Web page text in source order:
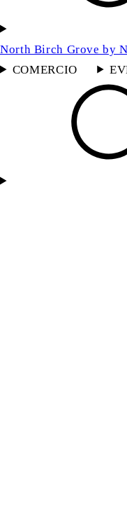
North Birch Grove by
COMERCIO